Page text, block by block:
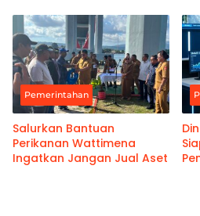
Pemerintahan
Salurkan Bantuan
Perikanan Wattimena
Ingatkan Jangan Jual Aset